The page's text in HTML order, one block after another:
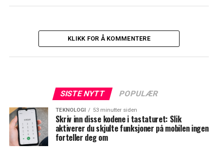
KLIKK FOR Å KOMMENTERE
SISTE NYTT POPULÆR
TEKNOLOGI 53 minutter siden
Skriv inn disse kodene i tastaturet: Slik
aktiverer du skjulte funksjoner på mobilen ingen
forteller deg om